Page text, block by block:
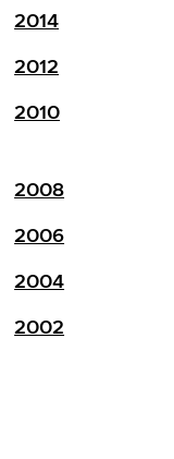
2014
2012
2010
2008
2006
2004
2002